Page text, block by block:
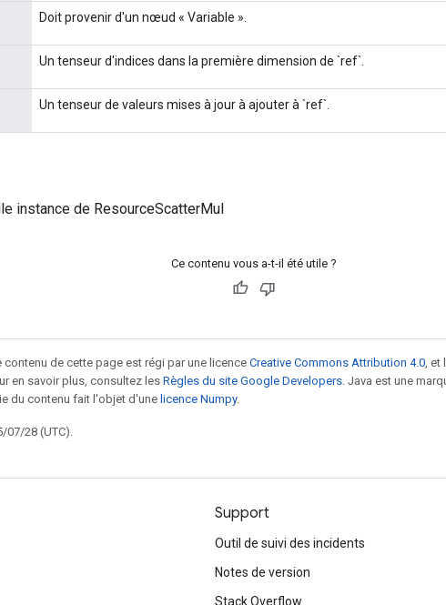
Doit provenir d'un nœud « Variable ».
Un tenseur d'indices dans la première dimension de `ref`.
Un tenseur de valeurs mises à jour à ajouter à `ref`.
instance de ResourceScatterMul
Ce contenu vous a-t-il été utile ?
de cette page est régi par une licence Creative Commons Attribution 4.0, et
en savoir plus, consultez les Règles du site Google Developers. Java est une
du contenu fait l'objet d'une licence Numpy.
07/28 (UTC).
Support
Outil de suivi des incidents
Notes de version
Stack Overflow